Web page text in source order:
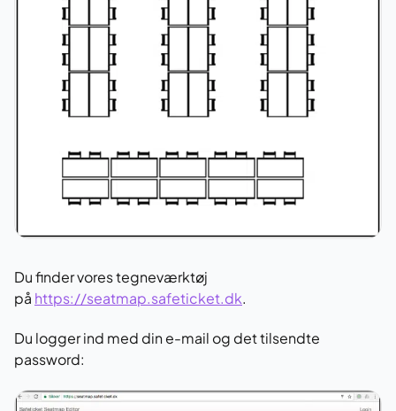
Du finder vores tegneværktøj
på https://seatmap.safeticket.dk.
Du logger ind med din e-mail og det tilsendte
password: